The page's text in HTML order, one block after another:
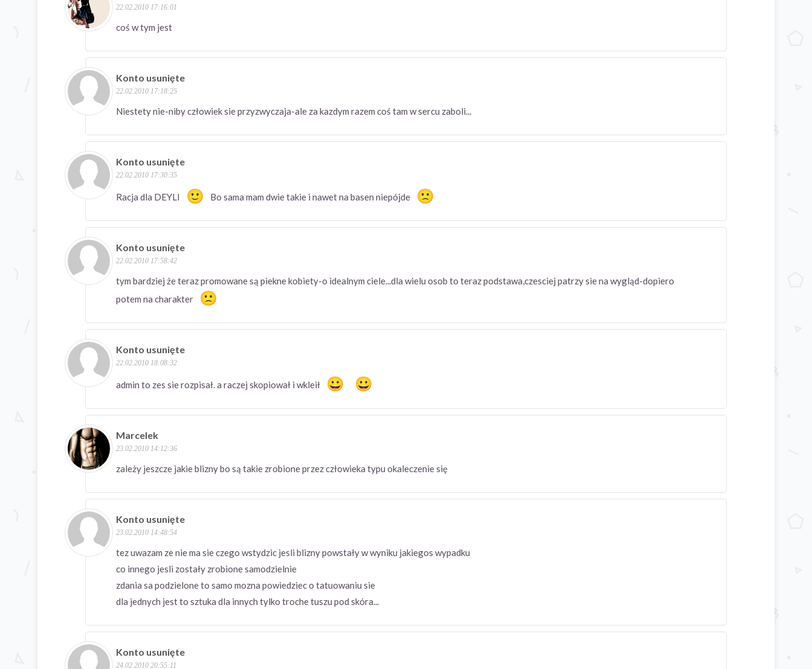
22.02.2010 17:16:01
coś w tym jest
Konto usunięte
22.02.2010 17:18:25
Niestety nie-niby człowiek sie przyzwyczaja-ale za kazdym razem coś tam w sercu zaboli...
Konto usunięte
22.02.2010 17:30:35
Racja dla DEYLI Bo sama mam dwie takie i nawet na basen niepójde
Konto usunięte
22.02.2010 17:58:42
tym bardziej że teraz promowane są piekne kobiety-o idealnym ciele...dla wielu osob to teraz podstawa,czesciej patrzy sie na wygląd-dopiero
potem na charakter
Konto usunięte
22.02.2010 18:08:32
admin to zes sie rozpisał. a raczej skopiował i wkleił
Marcelek
23.02.2010 14:12:36
zależy jeszcze jakie blizny bo są takie zrobione przez człowieka typu okaleczenie się
Konto usunięte
23.02.2010 14:48:54
tez uwazam ze nie ma sie czego wstydzic jesli blizny powstały w wyniku jakiegos wypadku
co innego jesli zostały zrobione samodzielnie
zdania sa podzielone to samo mozna powiedziec o tatuowaniu sie
dla jednych jest to sztuka dla innych tylko troche tuszu pod skóra...
Konto usunięte
24.02.2010 20:55:11